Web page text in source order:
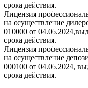
срока действия.
Лицензия
на осуществление
010000 от
срока действия.
Лицензия
на осуществление
000100 от 04.06.2024,
срока действия.